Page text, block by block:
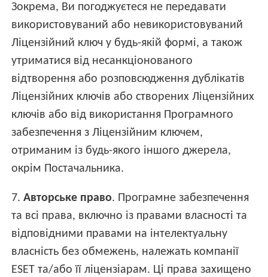
Зокрема, Ви погоджуєтеся не передавати
використовуваний або невикористовуваний
Ліцензійний ключ у будь-якій формі, а також
утриматися від несанкціонованого
відтворення або розповсюдження дублікатів
Ліцензійних ключів або створених Ліцензійних
ключів або від використання Програмного
забезпечення з Ліцензійним ключем,
отриманим із будь-якого іншого джерела,
окрім Постачальника.
7.Авторське право. Програмне забезпечення
та всі права, включно із правами власності та
відповідними правами на інтелектуальну
власність без обмежень, належать компанії
ESET та/або її ліцензіарам. Ці права захищено